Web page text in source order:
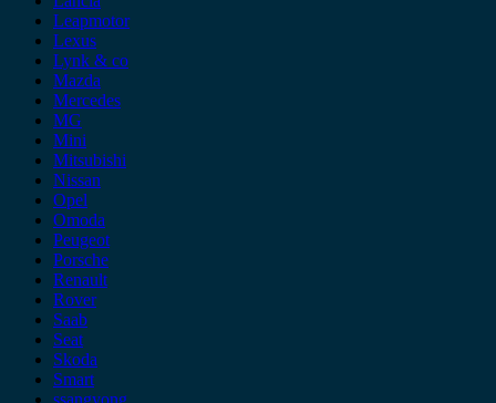
Leapmotor
Lexus
Lynk & co
Mazda
Mercedes
MG
Mini
Mitsubishi
Nissan
Opel
Omoda
Peugeot
Porsche
Renault
Rover
Saab
Seat
Skoda
Smart
ssangyong